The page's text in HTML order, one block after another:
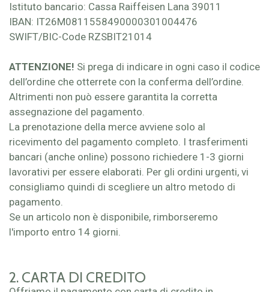
Istituto bancario: Cassa Raiffeisen Lana 39011
IBAN: IT26M0811558490000301004476
SWIFT/BIC-Code RZSBIT21014
ATTENZIONE! Si prega di indicare in ogni caso il codice
dell’ordine che otterrete con la conferma dell’ordine.
Altrimenti non può essere garantita la corretta
assegnazione del pagamento.
La prenotazione della merce avviene solo al
ricevimento del pagamento completo. I trasferimenti
bancari (anche online) possono richiedere 1-3 giorni
lavorativi per essere elaborati. Per gli ordini urgenti, vi
consigliamo quindi di scegliere un altro metodo di
pagamento.
Se un articolo non è disponibile, rimborseremo
l'importo entro 14 giorni.
2. CARTA DI CREDITO